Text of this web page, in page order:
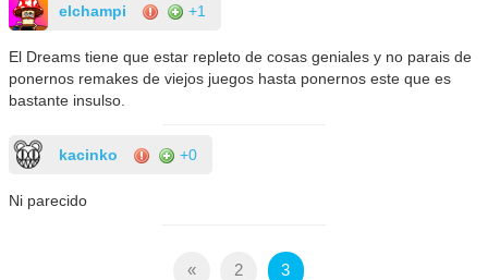
elchampi +1
El Dreams tiene que estar repleto de cosas geniales y no parais de
ponernos remakes de viejos juegos hasta ponernos este que es
bastante insulso.
kacinko +0
Ni parecido
« 2 3